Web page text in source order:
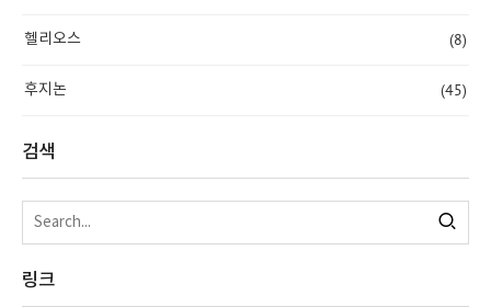
헬리오스 (8)
후지논 (45)
검색
링크